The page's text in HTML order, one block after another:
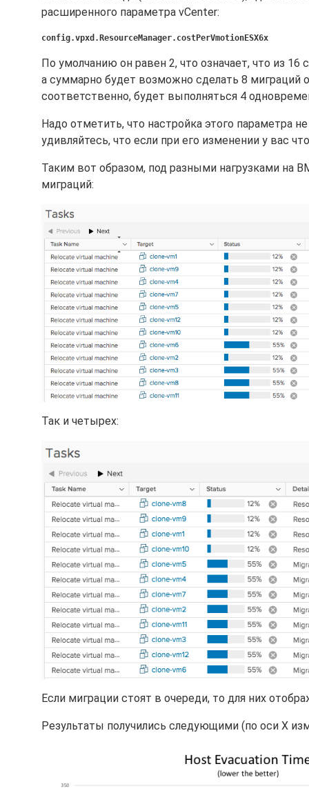
расширенного параметра vCenter:
config.vpxd.ResourceManager.costPerVmotionESX6x
По умолчанию он равен 2, что означает, что из
а суммарно будет возможно сделать 8 миграций
соответственно, будет выполняться 4
Надо отметить, что настройка этого параметра
удивляйтесь, что если при его изменении у вас
Таким вот образом, под разными нагрузками на
миграций:
Так и четырех:
Если миграции стоят в очереди, то для них
Результаты получились следующими (по оси Х